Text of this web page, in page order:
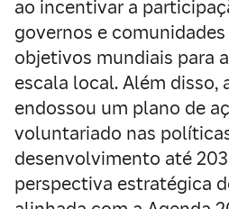
ao incentivar a
governos e
objetivos mundiais para
escala local. Além disso,
endossou um plano de
voluntariado nas
desenvolvimento até
perspectiva estratégica